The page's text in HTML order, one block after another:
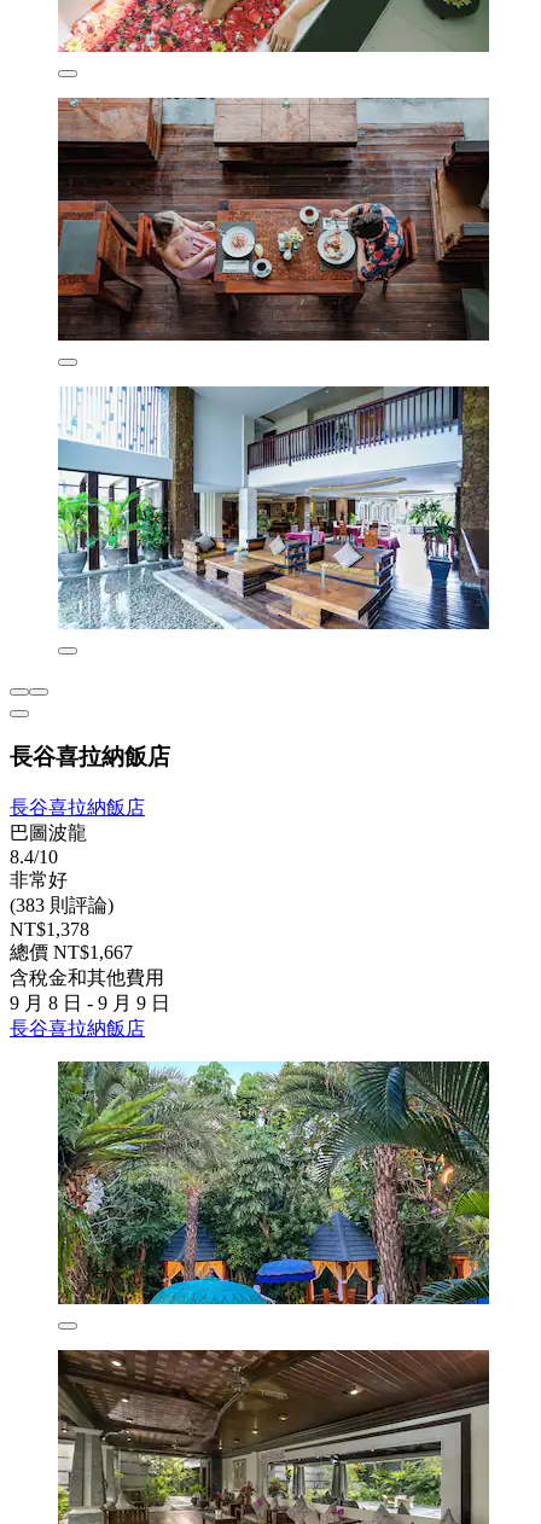
長谷喜拉納飯店
長谷喜拉納飯店
巴圖波龍
8.4/10
非常好
(383 則評論)
NT$1,378
總價 NT$1,667
含稅金和其他費用
9 月 8 日 - 9 月 9 日
長谷喜拉納飯店